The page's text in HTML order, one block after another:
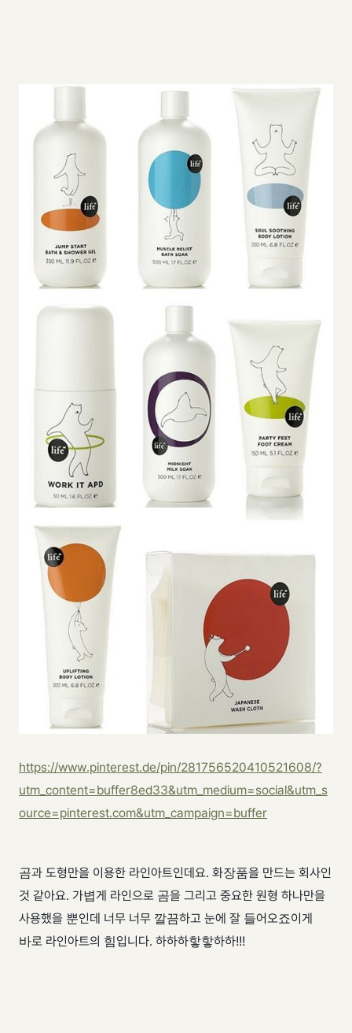
https://www.pinterest.de/pin/281756520410521608/?
utm_content=buffer8ed33&utm_medium=social&utm_s
ource=pinterest.com&utm_campaign=buffer
곰과 도형만을 이용한 라인아트인데요. 화장품을 만드는 회사인
것 같아요. 가볍게 라인으로 곰을 그리고 중요한 원형 하나만을
사용했을 뿐인데 너무 너무 깔끔하고 눈에 잘 들어오죠 ​ 이게
바로 라인아트의 힘입니다. 하하하핳핳하하!!!